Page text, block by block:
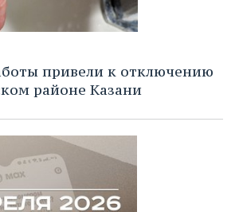
привели к отключению
районе Казани